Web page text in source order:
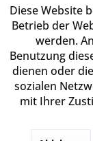
Diese Website
Betrieb der
werden.
Benutzung
dienen oder
sozialen
mit Ihrer